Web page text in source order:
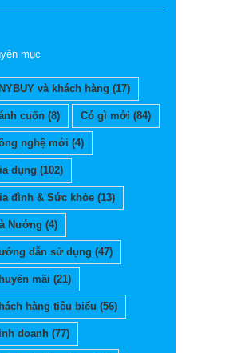
mục
và khách hàng (17)
cuốn (8) Có gì mới (84)
nghệ mới (4)
dụng (102)
đình & Sức khỏe (13)
Nướng (4)
dẫn sử dụng (47)
mãi (21)
hàng tiêu biểu (56)
doanh (77)